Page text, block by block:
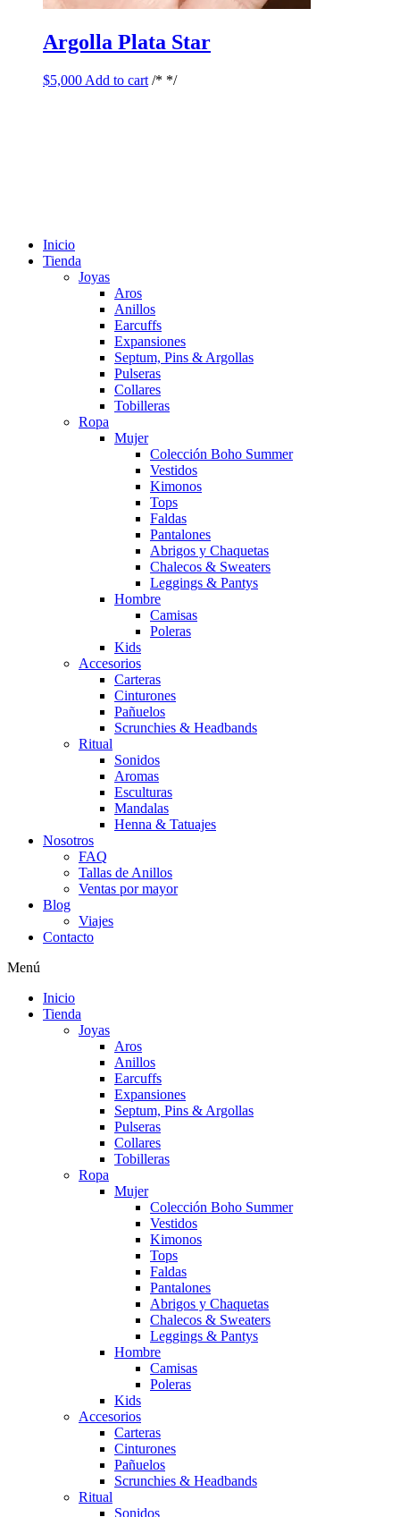
Argolla Plata Star
$5,000 Add to cart /* */
Inicio
Tienda
Joyas
Aros
Anillos
Earcuffs
Expansiones
Septum, Pins & Argollas
Pulseras
Collares
Tobilleras
Ropa
Mujer
Colección Boho Summer
Vestidos
Kimonos
Tops
Faldas
Pantalones
Abrigos y Chaquetas
Chalecos & Sweaters
Leggings & Pantys
Hombre
Camisas
Poleras
Kids
Accesorios
Carteras
Cinturones
Pañuelos
Scrunchies & Headbands
Ritual
Sonidos
Aromas
Esculturas
Mandalas
Henna & Tatuajes
Nosotros
FAQ
Tallas de Anillos
Ventas por mayor
Blog
Viajes
Contacto
Menú
Inicio
Tienda
Joyas
Aros
Anillos
Earcuffs
Expansiones
Septum, Pins & Argollas
Pulseras
Collares
Tobilleras
Ropa
Mujer
Colección Boho Summer
Vestidos
Kimonos
Tops
Faldas
Pantalones
Abrigos y Chaquetas
Chalecos & Sweaters
Leggings & Pantys
Hombre
Camisas
Poleras
Kids
Accesorios
Carteras
Cinturones
Pañuelos
Scrunchies & Headbands
Ritual
Sonidos